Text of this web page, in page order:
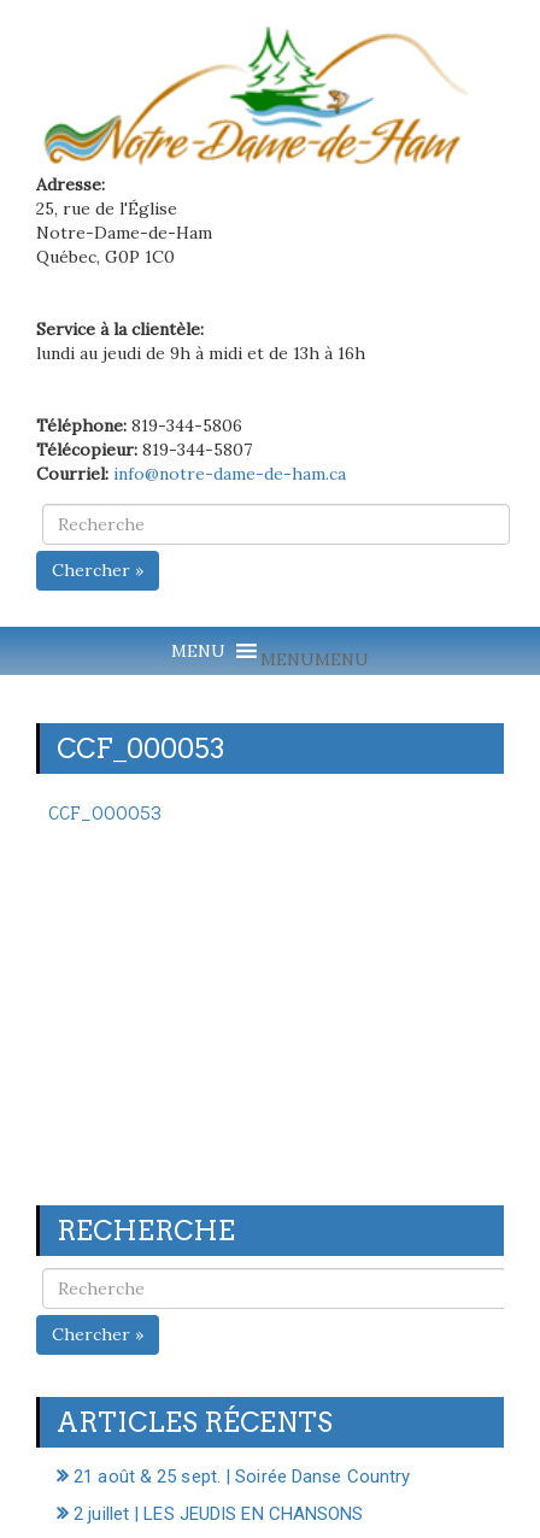
Adresse:
25, rue de l'Église
Notre-Dame-de-Ham
Québec, G0P 1C0
Service à la clientèle:
lundi au jeudi de 9h à midi et de 13h à 16h
Téléphone: 819-344-5806
Télécopieur: 819-344-5807
Courriel: info@notre-dame-de-ham.ca
Chercher »
MENUMENU
CCF_000053
CCF_000053
RECHERCHE
Chercher »
ARTICLES RÉCENTS
21 août & 25 sept. | Soirée Danse Country
2 juillet | LES JEUDIS EN CHANSONS